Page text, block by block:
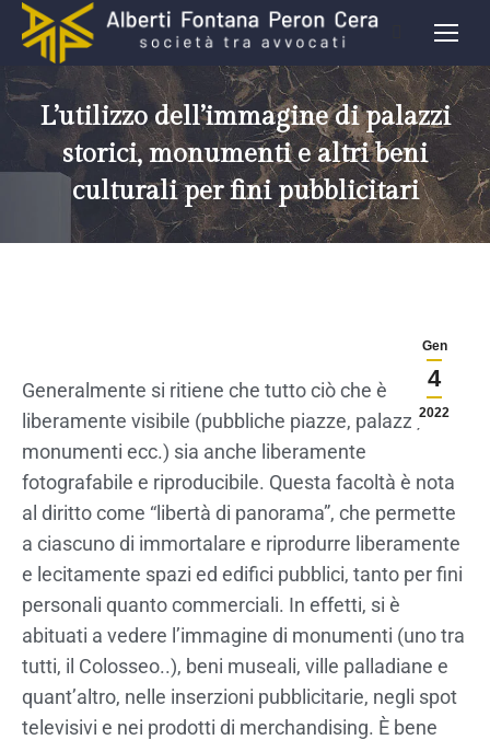
L’utilizzo dell’immagine di palazzi
storici, monumenti e altri beni
culturali per fini pubblicitari
Gen
4
2022
Generalmente si ritiene che tutto ciò che è
liberamente visibile (pubbliche piazze, palazzi,
monumenti ecc.) sia anche liberamente
fotografabile e riproducibile. Questa facoltà è nota
al diritto come “libertà di panorama”, che permette
a ciascuno di immortalare e riprodurre liberamente
e lecitamente spazi ed edifici pubblici, tanto per fini
personali quanto commerciali. In effetti, si è
abituati a vedere l’immagine di monumenti (uno tra
tutti, il Colosseo..), beni museali, ville palladiane e
quant’altro, nelle inserzioni pubblicitarie, negli spot
televisivi e nei prodotti di merchandising. È bene